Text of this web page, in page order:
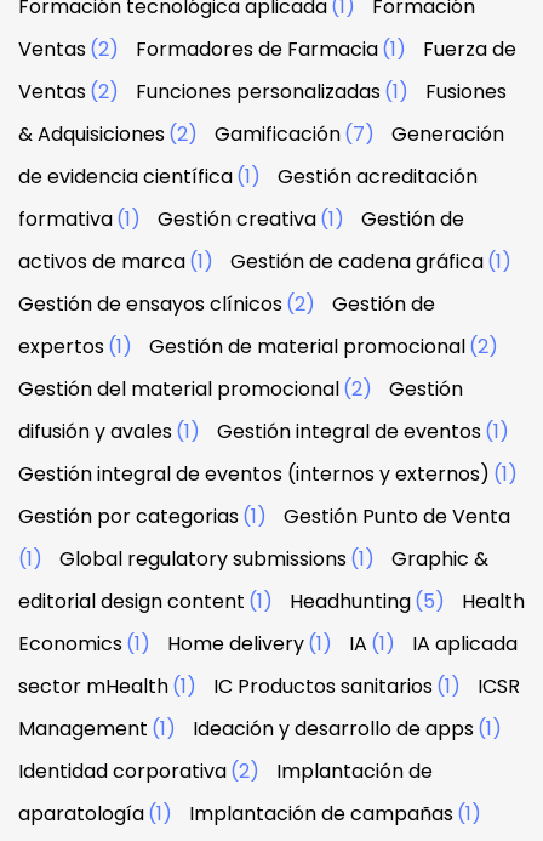
Formación tecnológica aplicada(1)
Formación
Ventas(2) Formadores de Farmacia(1)
Fuerza de
Ventas(2) Funciones personalizadas(1)
Fusiones
& Adquisiciones(2) Gamificación(7)
Generación
de evidencia científica(1)
Gestión acreditación
formativa(1) Gestión creativa(1)
Gestión de
activos de marca(1) Gestión de cadena gráfica(1)
Gestión de ensayos clínicos(2)
Gestión de
expertos(1) Gestión de material promocional(2)
Gestión del material promocional(2)
Gestión
difusión y avales(1) Gestión integral de eventos(1)
Gestión integral de eventos (internos y externos) (1)
Gestión por categorias(1)
Gestión Punto de Venta
(1)
Global regulatory submissions(1)
Graphic &
editorial design content (1) Headhunting(5)
Health
Economics(1) Home delivery(1) IA (1)
IA aplicada
sector mHealth(1) IC Productos sanitarios(1)
ICSR
Management (1) Ideación y desarrollo de apps(1)
Identidad corporativa(2)
Implantación de
aparatología(1) Implantación de campañas(1)